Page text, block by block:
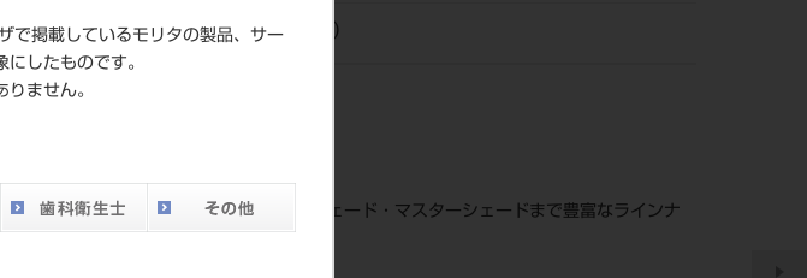
で掲載しているモリタの製品、サー
したものです。
ません。
カー デンツプライシロナ（株）
ホワイトからカラー色のクラシカルシェード・マスターシェードまで豊富なラインナ